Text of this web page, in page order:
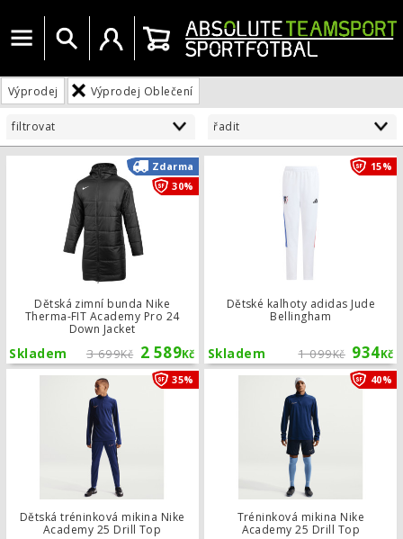
Menu Vyhledat Uživatelský účet
Košík
Výprodej Výprodej Oblečení
filtrovat řadit
Dětská zimní bunda Nike
Therma-FIT Academy Pro 24
Down Jacket
3 699Kč 2 589Kč
Skladem
Zdarma
30%
Dětská zimní bunda Nike Therma-
Dětské kalhoty adidas Jude
Bellingham
1 099Kč 934Kč
Skladem
15%
Dětská tréninková mikina Nike
Academy 25 Drill Top
35% Dětská tréninková mikina Nike
Tréninková mikina Nike
Academy 25 Drill Top
40%